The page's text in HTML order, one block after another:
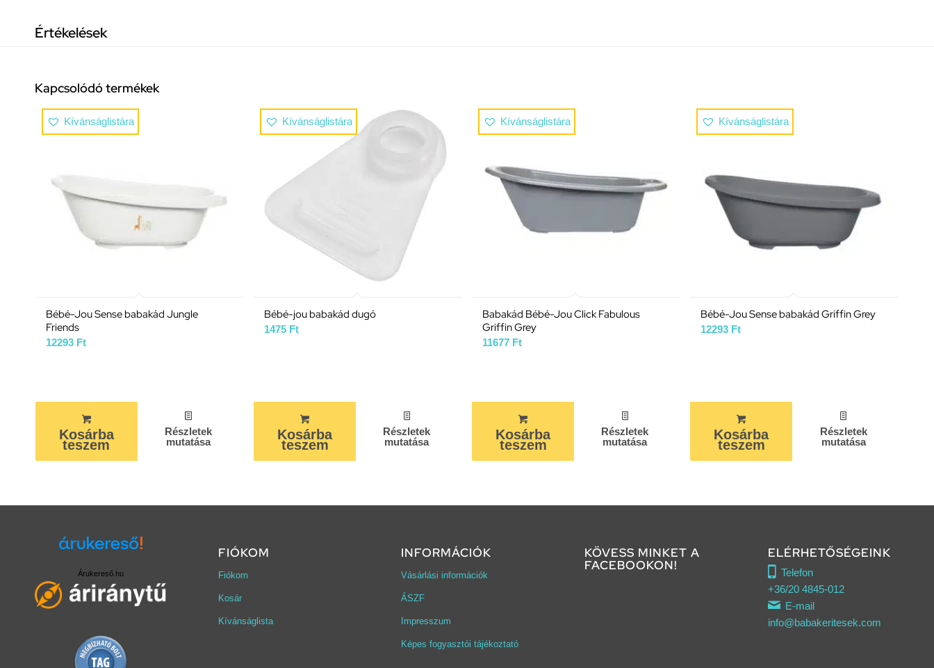
Értékelések
Kapcsolódó termékek
Kívánságlistára
Bébé-Jou Sense babakád Jungle
Friends
12293 Ft
Kosárba
teszem
Részletek
mutatása
Kívánságlistára
Bébé-jou babakád dugó
1475 Ft
Kosárba
teszem
Részletek
mutatása
Kívánságlistára
Babakád Bébé-Jou Click Fabulous
Griffin Grey
11677 Ft
Kosárba
teszem
Részletek
mutatása
Kívánságlistára
Bébé-Jou Sense babakád Griffin Grey
12293 Ft
Kosárba
teszem
Részletek
mutatása
Árukereső.hu
FIÓKOM
Fiókom
Kosár
Kívánságlista
INFORMÁCIÓK
Vásárlási információk
ÁSZF
Impresszum
Képes fogyasztói tájékoztató
KÖVESS MINKET A
FACEBOOKON!
Click to accept marketing
ELÉRHETŐSÉGEINK
Telefon
+36/20 4845-012
E-mail
info@babakeritesek.com